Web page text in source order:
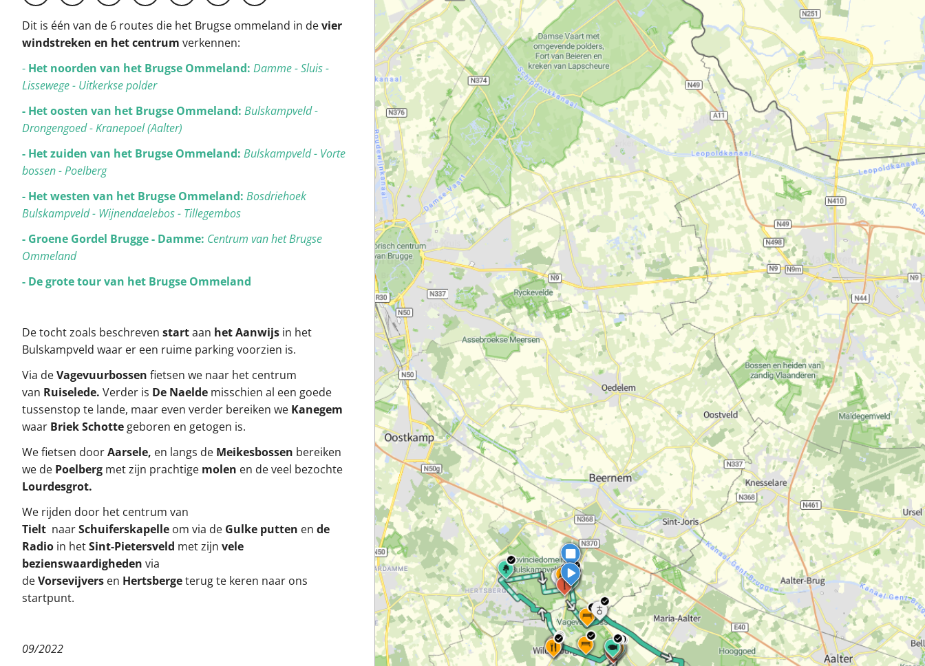
Dit is één van de 6 routes die het Brugse ommeland in devier
windstreken en het centrum verkennen:
- Het noorden van het Brugse Ommeland: Damme - Sluis -
Lissewege - Uitkerkse polder
- Het oosten van het Brugse Ommeland: Bulskampveld -
Drongengoed - Kranepoel (Aalter)
- Het zuiden van het Brugse Ommeland: Bulskampveld - Vorte
bossen - Poelberg
- Het westen van het Brugse Ommeland: Bosdriehoek
Bulskampveld - Wijnendaelebos - Tillegembos
- Groene Gordel Brugge - Damme: Centrum van het Brugse
Ommeland
- De grote tour van het Brugse Ommeland
De tocht zoals beschreven startaan het Aanwijs in het
Bulskampveld waar er een ruime parking voorzien is.
Via deVagevuurbossen fietsen we naar het centrum
van Ruiselede. Verder is De Naelde misschien al een goede
tussenstop te lande, maar even verder bereiken we Kanegem
waar Briek Schotte geboren en getogen is.
We fietsen doorAarsele, en langs de Meikesbossen bereiken
we de Poelberg met zijn prachtige molen en de veel bezochte
Lourdesgrot.
We rijden door het centrum van
Tielt naarSchuiferskapelle om via de Gulke putten en de
Radio in hetSint-Pietersveld met zijn vele
bezienswaardigheden via
deVorsevijvers en Hertsbergeterug te keren naar ons
startpunt.
09/2022